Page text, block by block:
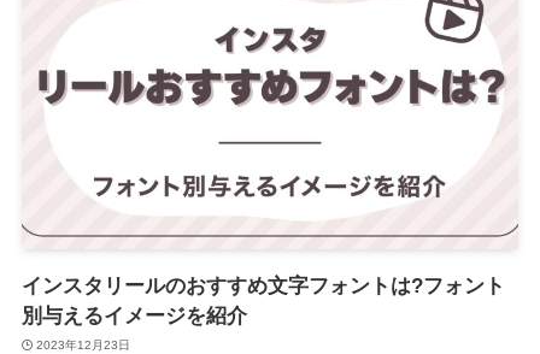
インスタリールのおすすめ文字フォントは?フォント
別与えるイメージを紹介
2023年12月23日